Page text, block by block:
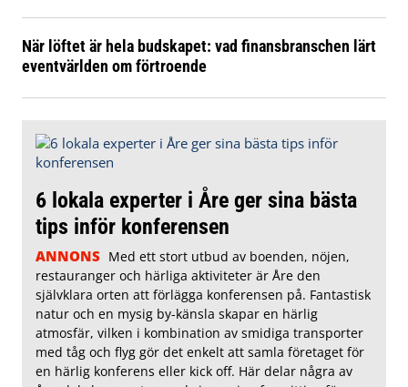
När löftet är hela budskapet: vad finansbranschen lärt
eventvärlden om förtroende
6 lokala experter i Åre ger sina bästa
tips inför konferensen
ANNONS Med ett stort utbud av boenden, nöjen,
restauranger och härliga aktiviteter är Åre den
självklara orten att förlägga konferensen på. Fantastisk
natur och en mysig by-känsla skapar en härlig
atmosfär, vilken i kombination av smidiga transporter
med tåg och flyg gör det enkelt att samla företaget för
en härlig konferens eller kick off. Här delar några av